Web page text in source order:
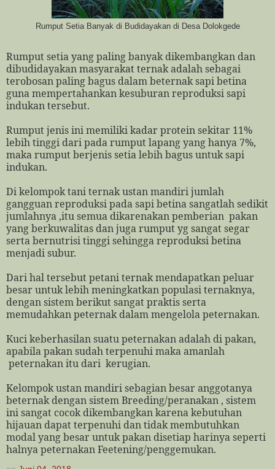
Rumput Setia Banyak di Budidayakan di Desa Dolokgede
Rumput setia yang paling banyak dikembangkan dan
dibudidayakan masyarakat ternak adalah sebagai
terobosan paling bagus dalam beternak sapi betina
guna mempertahankan kesuburan reproduksi sapi
indukan tersebut.
Rumput jenis ini memiliki kadar protein sekitar 11%
lebih tinggi dari pada rumput lapang yang hanya 7%,
maka rumput berjenis setia lebih bagus untuk sapi
indukan.
Di kelompok tani ternak ustan mandiri jumlah
gangguan reproduksi pada sapi betina sangatlah sedikit
jumlahnya ,itu semua dikarenakan pemberian pakan
yang berkuwalitas dan juga rumput yg sangat segar
serta bernutrisi tinggi sehingga reproduksi betina
menjadi subur.
Dari hal tersebut petani ternak mendapatkan peluar
besar untuk lebih meningkatkan populasi ternaknya,
dengan sistem berikut sangat praktis serta
memudahkan peternak dalam mengelola peternakan.
Kuci keberhasilan suatu peternakan adalah di pakan,
apabila pakan sudah terpenuhi maka amanlah
peternakan itu dari kerugian.
Kelompok ustan mandiri sebagian besar anggotanya
beternak dengan sistem Breeding/peranakan , sistem
ini sangat cocok dikembangkan karena kebutuhan
hijauan dapat terpenuhi dan tidak membutuhkan
modal yang besar untuk pakan disetiap harinya seperti
halnya peternakan Feetening/penggemukan.